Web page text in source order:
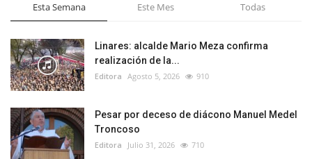
Esta Semana Este Mes Todas
Linares: alcalde Mario Meza confirma
realización de la...
Editora Agosto 5, 2026 910
Pesar por deceso de diácono Manuel Medel
Troncoso
Editora Julio 31, 2026 710